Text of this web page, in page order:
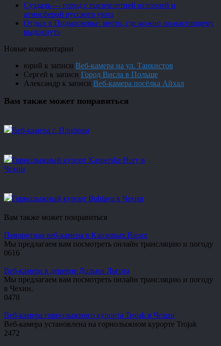
Суздаль — город с тысячелетней историей и
атмосферой русского уюта
Отдых в Подмосковье: место, где можно по-настоящему
выдохнуть
Новые комментарии
юрий к записи Веб-камера на ул. Танкистов
Сергей к записи Город Висла в Польше
Александр к записи Веб-камера посёлка Айхал
Вам также может понравиться
Веб-камера г. Прибрам
Горнолыжный курорт Kasperske Hory в
Чехии
Горнолыжный курорт Bublava в Чехии
Вам также может понравиться
Поворотная веб-камера в Карловых Варах
Мы предлагаем вам посмотреть онлайн трансляцию и погоду
0616
Веб-камера в деревне Дольни Льгота
Мы предлагаем вам посмотреть онлайн трансляцию и погоду
в Чехии.
0478
Веб-камера горнолыжного курорта Trojak в Чехии
Веб-камера установлена на горнолыжном курорте Trojak
2472